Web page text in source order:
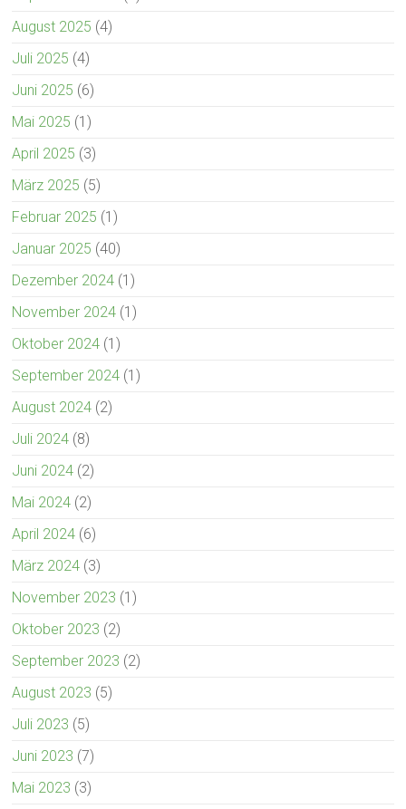
August 2025 (4)
Juli 2025 (4)
Juni 2025 (6)
Mai 2025 (1)
April 2025 (3)
März 2025 (5)
Februar 2025 (1)
Januar 2025 (40)
Dezember 2024 (1)
November 2024 (1)
Oktober 2024 (1)
September 2024 (1)
August 2024 (2)
Juli 2024 (8)
Juni 2024 (2)
Mai 2024 (2)
April 2024 (6)
März 2024 (3)
November 2023 (1)
Oktober 2023 (2)
September 2023 (2)
August 2023 (5)
Juli 2023 (5)
Juni 2023 (7)
Mai 2023 (3)